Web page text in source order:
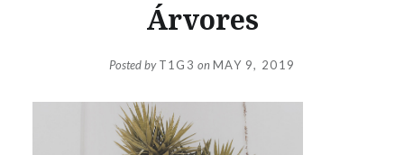
Árvores
Posted byT1G3 onMAY 9, 2019